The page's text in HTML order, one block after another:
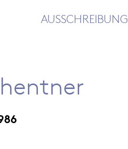
AUSSCHREIBUNG